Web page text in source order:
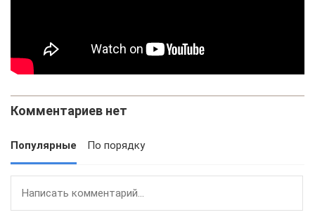
Комментариев нет
Популярные По порядку